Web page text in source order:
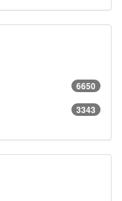
6650
3343